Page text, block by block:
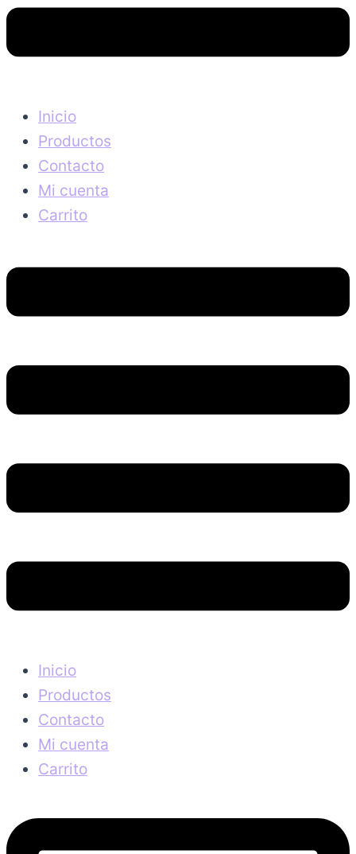
Inicio
Productos
Contacto
Mi cuenta
Carrito
Inicio
Productos
Contacto
Mi cuenta
Carrito